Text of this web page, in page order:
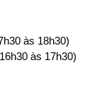
às 18h30)
às 17h30)